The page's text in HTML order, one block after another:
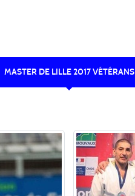
MASTER DE LILLE 2017 VÉTÉRANS